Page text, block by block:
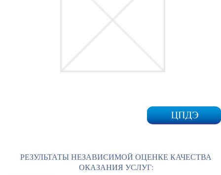
РЕЗУЛЬТАТЫ НЕЗАВИСИМОЙ ОЦЕНКЕ КАЧЕСТВА
ОКАЗАНИЯ УСЛУГ: